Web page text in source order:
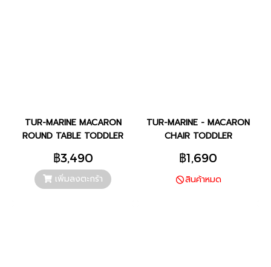
TUR-MARINE MACARON
ROUND TABLE TODDLER
฿3,490
เพิ่มลงตะกร้า
TUR-MARINE - MACARON
CHAIR TODDLER
฿1,690
สินค้าหมด